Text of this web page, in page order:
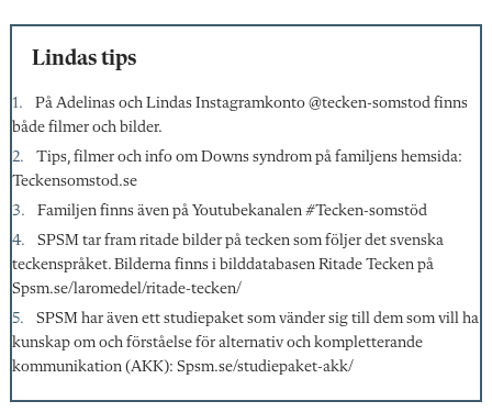
Lindas tips
På Adelinas och Lindas Instagramkonto @tecken-somstod finns
både filmer och bilder.
Tips, filmer och info om Downs syndrom på familjens hemsida:
Teckensomstod.se
Familjen finns även på Youtubekanalen #Tecken-somstöd
SPSM tar fram ritade bilder på tecken som följer det svenska
teckenspråket. Bilderna finns i bilddatabasen Ritade Tecken på
Spsm.se/laromedel/ritade-tecken/
SPSM har även ett studiepaket som vänder sig till dem som vill ha
kunskap om och förståelse för alternativ och kompletterande
kommunikation (AKK): Spsm.se/studiepaket-akk/